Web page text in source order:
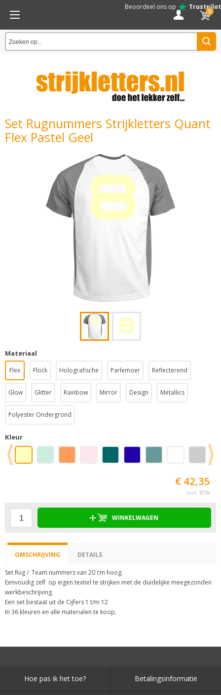
Beoordeel ons op Trustpilot
0
Set Rugnummers Strijkletters Quant
Flex Pastel Geel
Materiaal
Flex Flock Holografische Parlemoer Reflecterend
Glow Glitter Rainbow Mirror Design Metallics
Polyester Ondergrond
Kleur
€ 42,35
incl. BTW
WINKELWAGEN
OMSCHRIJVING DETAILS
Set Rug / Team nummers van 20 cm hoog.
Eenvoudig zelf op eigen textiel te strijken met de duidelijke meegezonden
werkbeschrijving.
Een set bestaat uit de Cijfers 1 t/m 12
In 36 kleuren en alle materialen te koop.
Hoe pas ik het toe? Betalingsinformatie